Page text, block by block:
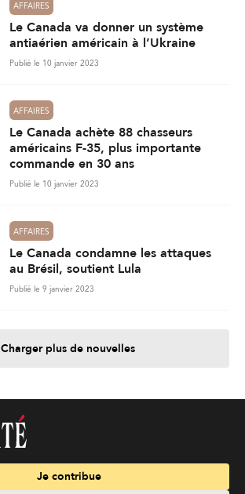
AFFAIRES
Le Canada va donner un système
antiaérien américain à l’Ukraine
Publié le 10 janvier 2023
AFFAIRES
Le Canada achète 88 chasseurs
américains F-35, plus importante
commande en 30 ans
Publié le 10 janvier 2023
AFFAIRES
Le Canada condamne les attaques
au Brésil, soutient Lula
Publié le 9 janvier 2023
Charger plus de nouvelles
Je contribue